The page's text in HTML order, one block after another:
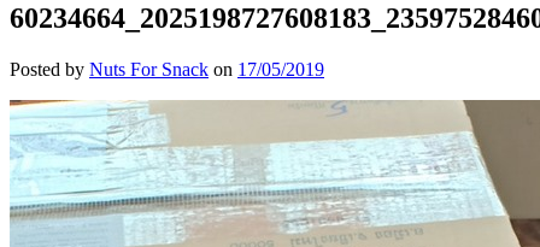
Posted by Nuts For Snack on 17/05/2019